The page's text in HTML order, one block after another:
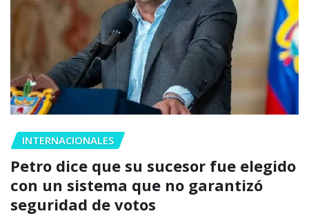
INTERNACIONALES
Petro dice que su sucesor fue elegido
con un sistema que no garantizó
seguridad de votos